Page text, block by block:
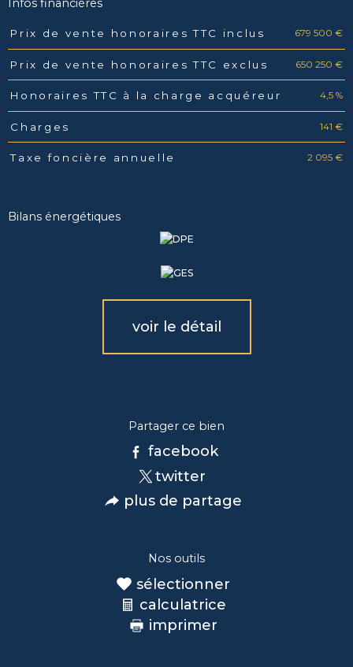
Infos financières
Caractéristiques Valeurs
Prix de vente honoraires TTC inclus 679 500 €
Prix de vente honoraires TTC exclus 650 250 €
Honoraires TTC à la charge acquéreur 4,5 %
Charges 141 €
Taxe foncière annuelle 2 095 €
Bilans énergétiques
voir le détail
Partager ce bien
facebook
twitter
plus de partage
Nos outils
sélectionner
calculatrice
imprimer